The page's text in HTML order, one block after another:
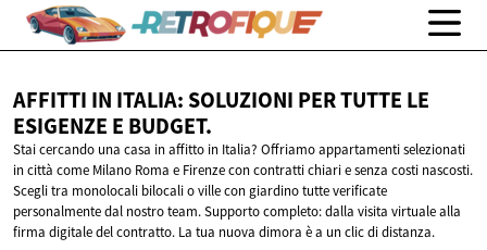
AFFITTI IN ITALIA: SOLUZIONI PER TUTTE LE
ESIGENZE E BUDGET.
Stai cercando una casa in affitto in Italia? Offriamo appartamenti selezionati
in città come Milano Roma e Firenze con contratti chiari e senza costi nascosti.
Scegli tra monolocali bilocali o ville con giardino tutte verificate
personalmente dal nostro team. Supporto completo: dalla visita virtuale alla
firma digitale del contratto. La tua nuova dimora è a un clic di distanza.